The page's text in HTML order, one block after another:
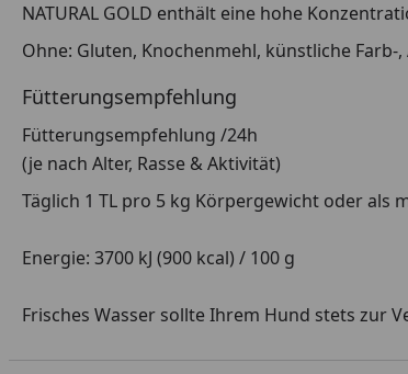
NATURAL GOLD enthält eine hohe
Ohne: Gluten, Knochenmehl, künstliche
Fütterungsempfehlung
Fütterungsempfehlung /24h
(je nach Alter, Rasse & Aktivität)
Täglich 1 TL pro 5 kg Körpergewicht oder als
Energie: 3700 kJ (900 kcal) / 100 g
Frisches Wasser sollte Ihrem Hund stets zur